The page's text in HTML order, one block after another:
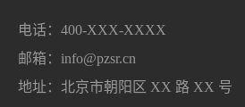
电话：400-XXX-XXXX
邮箱：info@pzsr.cn
地址：北京市朝阳区 XX 路 XX 号